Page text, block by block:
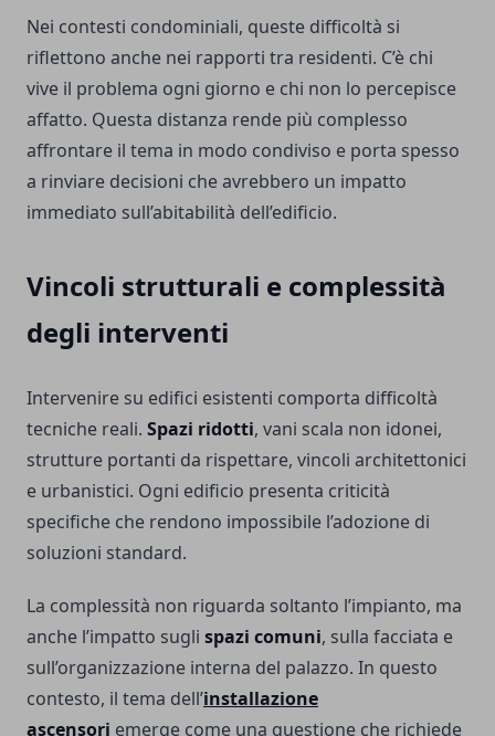
Nei contesti condominiali, queste difficoltà si
riflettono anche nei rapporti tra residenti. C’è chi
vive il problema ogni giorno e chi non lo percepisce
affatto. Questa distanza rende più complesso
affrontare il tema in modo condiviso e porta spesso
a rinviare decisioni che avrebbero un impatto
immediato sull’abitabilità dell’edificio.
Vincoli strutturali e complessità
degli interventi
Intervenire su edifici esistenti comporta difficoltà
tecniche reali. Spazi ridotti, vani scala non idonei,
strutture portanti da rispettare, vincoli architettonici
e urbanistici. Ogni edificio presenta criticità
specifiche che rendono impossibile l’adozione di
soluzioni standard.
La complessità non riguarda soltanto l’impianto, ma
anche l’impatto sugli spazi comuni, sulla facciata e
sull’organizzazione interna del palazzo. In questo
contesto, il tema dell’installazione
ascensori emerge come una questione che richiede